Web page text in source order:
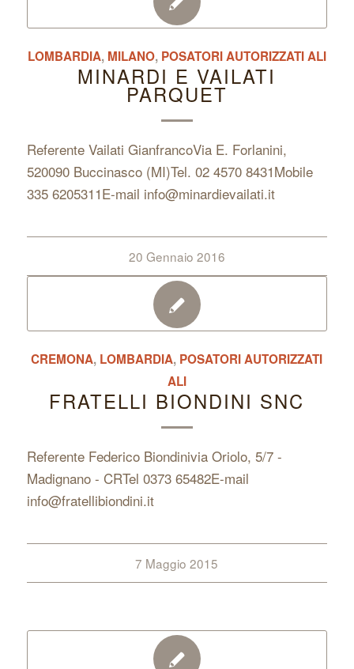
LOMBARDIA, MILANO, POSATORI AUTORIZZATI ALI
MINARDI E VAILATI
PARQUET
Referente Vailati GianfrancoVia E. Forlanini,
520090 Buccinasco (MI)Tel. 02 4570 8431Mobile
335 6205311E-mail info@minardievailati.it
20 Gennaio 2016
CREMONA, LOMBARDIA, POSATORI AUTORIZZATI
ALI
FRATELLI BIONDINI SNC
Referente Federico Biondinivia Oriolo, 5/7 -
Madignano - CRTel 0373 65482E-mail
info@fratellibiondini.it
7 Maggio 2015